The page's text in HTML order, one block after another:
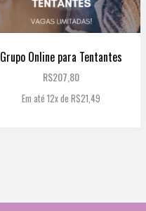
Grupo Online para Tentantes
R$207,80
Em até 12x de R$21,49